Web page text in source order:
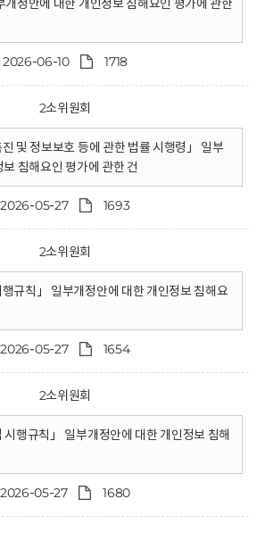
개정안에 대한 개인정보 침해요인 평가에 관한
2026-06-10 1718
2소위원회
진 및 정보보호 등에 관한 법률 시행령」 일부
침해요인 평가에 관한 건
2026-05-27 1693
2소위원회
행규칙」 일부개정안에 대한 개인정보 침해요
2026-05-27 1654
2소위원회
시행규칙」 일부개정안에 대한 개인정보 침해
2026-05-27 1680